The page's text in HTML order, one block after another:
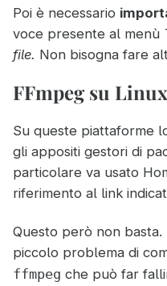
Poi è necessario
voce presente al menù
file. Non bisogna fare
FFmpeg su
Su queste piattaforme
gli appositi gestori di
particolare va usato
riferimento al link
Questo però non
piccolo problema di
ffmpeg che può far